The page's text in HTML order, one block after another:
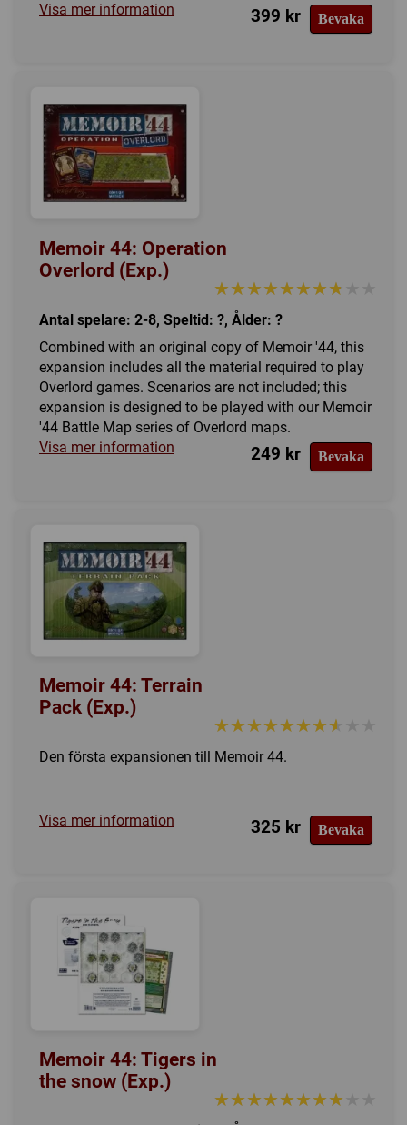
Visa mer information
Bevaka
399 kr
Memoir 44: Operation
Overlord (Exp.)
★★★★★★★★★★
★★★★★★★★★★
Antal spelare: 2-8, Speltid: ?, Ålder: ?
Combined with an original copy of Memoir '44, this
expansion includes all the material required to play
Overlord games. Scenarios are not included; this
expansion is designed to be played with our Memoir
'44 Battle Map series of Overlord maps.
Visa mer information
Bevaka
249 kr
Memoir 44: Terrain
Pack (Exp.)
★★★★★★★★★★
★★★★★★★★★★
Den första expansionen till Memoir 44.
Visa mer information
Bevaka
325 kr
Memoir 44: Tigers in
the snow (Exp.)
★★★★★★★★★★
★★★★★★★★★★